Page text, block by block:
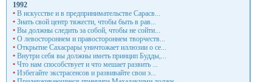
1992
• В искусстве и в предпринимательстве Сарасв...
• Знать свой центр тяжести, чтобы быть в рав...
• Вы должны следить за собой, чтобы не сойти...
• О левостороннем и правостороннем творчеств...
• Открытие Сахасрары уничтожает иллюзии о се...
• Внутри себя вы должны иметь принцип Будды,...
• Что нам способствует и что мешает развить ...
• Избегайте экстрасенсов и развивайте свои э...